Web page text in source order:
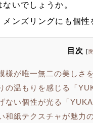
ないでしょうか。
メンズリングにも個
目次 [
様が唯一無二の美しさ
の温もりを感じる「
ない個性が光る「
和紙テクスチャが魅力